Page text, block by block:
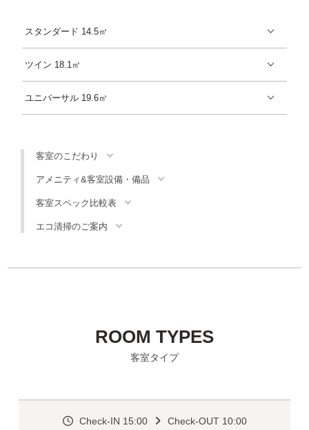
スタンダード 14.5㎡
ツイン 18.1㎡
ユニバーサル 19.6㎡
客室のこだわり
アメニティ&客室設備・備品
客室スペック比較表
エコ清掃のご案内
ROOM TYPES
客室タイプ
Check-IN 15:00 Check-OUT 10:00